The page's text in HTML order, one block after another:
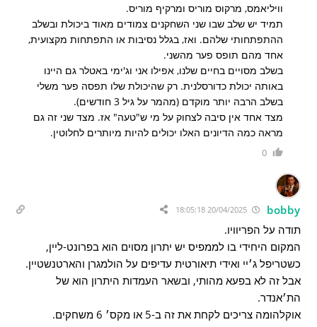
וויליאמס, מרקוס מוריס ומרקיף מוריס.
תמיד יש שלב שבו שני השחקנים צמודים מאוד ביכולת ובשלב
ההתפתחותי שלהם. ואז, בגלל נסיבות או התפתחות מקצועית,
אחד מהם תופס פער מהשני.
בשלב מסויים בחיים שלנו, אפילו אני וג'ימי באטלר גם היינו
באותה יכולת כדורסלנית. רק שהיכולת שלו תפסה פער משלי
בשלב הרבה יותר מוקדם (מהמר על גיל 3 חודשים).
מצד אחד אין סיבה לצחוק על מי ש"טעה" אז. מצד שני זה גם
מראה כמה הדיונים האלו יכולים להיות מיותרים לחלוטין.
0
bobby
תודה על הפריוויו.
המקום היחידי בו לממפיס יש יתרון מסוים הוא בפרונט-ליין,
כשטריפל ג׳יי ואידי תיאורטית עדיפים על הולמגרן והארטנשטיין.
אבל זה לא בפעא מהותי, ובשאר העמדות היתרון הוא של
הת׳אנדר.
אוקלהומה צריכים לקחת את זה ב-5 או מקס׳ 6 משחקים.